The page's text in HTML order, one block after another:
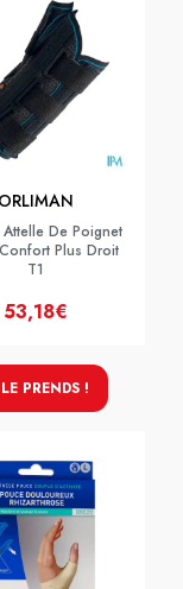
ORLIMAN
Attelle De Poignet
Plus Droit
T1
53,18€
LE PRENDS !